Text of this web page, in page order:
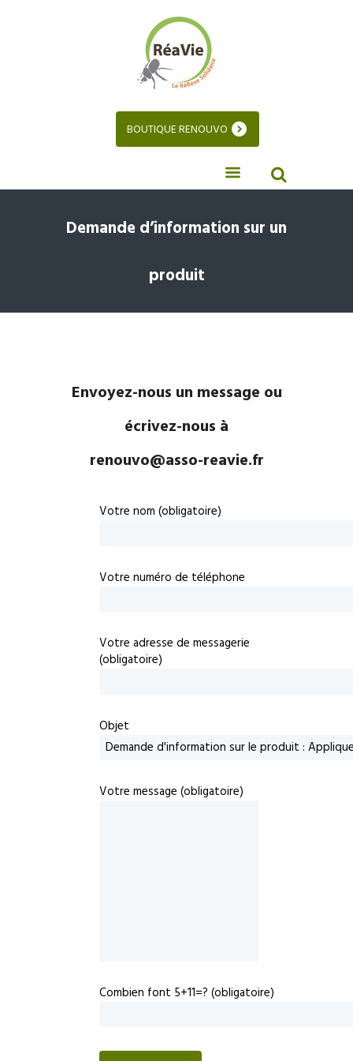
BOUTIQUE RENOUVO
Demande d’information sur un
produit
Envoyez-nous un message ou
écrivez-nous à
renouvo@asso-reavie.fr
Votre nom (obligatoire)
Votre numéro de téléphone
Votre adresse de messagerie
(obligatoire)
Objet
Votre message (obligatoire)
Combien font 5+11=? (obligatoire)